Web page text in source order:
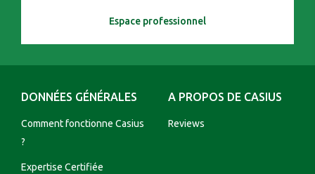
Espace professionnel
DONNÉES GÉNÉRALES
Comment fonctionne Casius
?
Expertise Certifiée
A PROPOS DE CASIUS
Reviews